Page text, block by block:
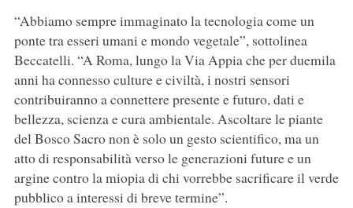
“Abbiamo sempre immaginato la tecnologia come un
ponte tra esseri umani e mondo vegetale”, sottolinea
Beccatelli. “A Roma, lungo la Via Appia che per duemila
anni ha connesso culture e civiltà, i nostri sensori
contribuiranno a connettere presente e futuro, dati e
bellezza, scienza e cura ambientale. Ascoltare le piante
del Bosco Sacro non è solo un gesto scientifico, ma un
atto di responsabilità verso le generazioni future e un
argine contro la miopia di chi vorrebbe sacrificare il verde
pubblico a interessi di breve termine”.